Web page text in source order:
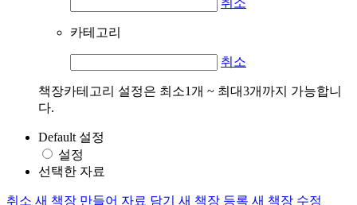
취소
카테고리
취소
책장카테고리 설정은 최소1개 ~ 최대3개까지 가능합니
다.
Default 설정
설정
선택한 자료
취소 새 책장 만들어 자료 담기 새 책장 등록 새 책장 수정